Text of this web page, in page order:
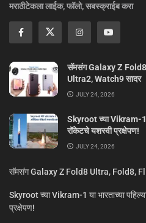
मराठीटेकला लाईक, फॉलो, सबस्क्राईब करा
सॅमसंग Galaxy Z
Ultra2, Watch9 सादर
JULY 24, 2026
Skyroot च्या Vikram-1
रॉकेटचे यशस्वी प्रक्षेपण!
JULY 24, 2026
सॅमसंग Galaxy Z Fold8 Ultra, Fold8,
Skyroot च्या Vikram-1 या भारताच्या
प्रक्षेपण!